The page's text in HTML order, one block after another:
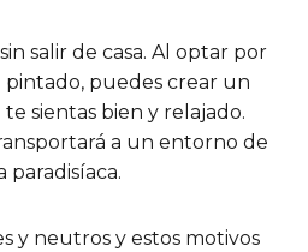
salir de casa. Al optar por
puedes crear un
sientas bien y relajado.
a un entorno de
paradisíaca.
y neutros y estos motivos